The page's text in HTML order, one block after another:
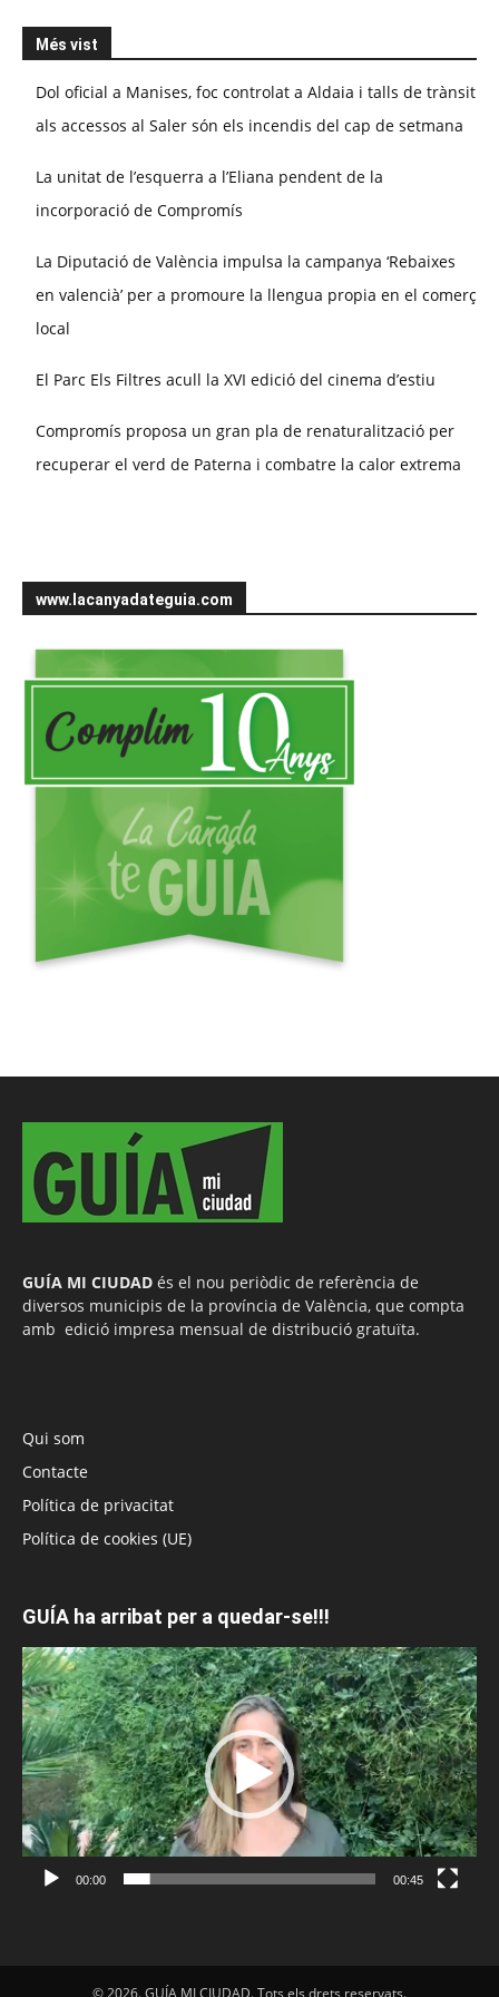
Més vist
Dol oficial a Manises, foc controlat a Aldaia i talls de trànsit
als accessos al Saler són els incendis del cap de setmana
La unitat de l’esquerra a l’Eliana pendent de la
incorporació de Compromís
La Diputació de València impulsa la campanya ‘Rebaixes
en valencià’ per a promoure la llengua propia en el comerç
local
El Parc Els Filtres acull la XVI edició del cinema d’estiu
Compromís proposa un gran pla de renaturalització per
recuperar el verd de Paterna i combatre la calor extrema
www.lacanyadateguia.com
GUÍA MI CIUDAD és el nou periòdic de referència de
diversos municipis de la província de València, que compta
amb edició impresa mensual de distribució gratuïta.
Qui som
Contacte
Política de privacitat
Política de cookies (UE)
GUÍA ha arribat per a quedar-se!!!
Reproductor
de
vídeo
00:00 00:45
© 2026. GUÍA MI CIUDAD. Tots els drets reservats.